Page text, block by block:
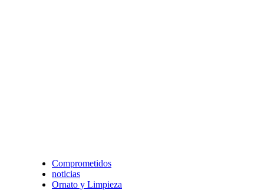
Comprometidos
noticias
Ornato y Limpieza